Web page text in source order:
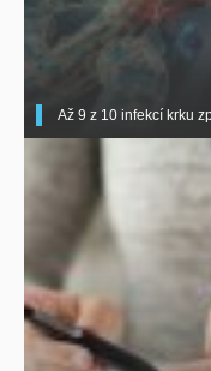
Až 9 z 10 infekcí krku